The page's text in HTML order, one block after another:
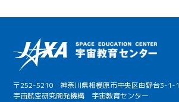
〒252-5210 神奈川県相模原市中央区由野台3-1-1
宇宙航空研究開発機構 宇宙教育センター